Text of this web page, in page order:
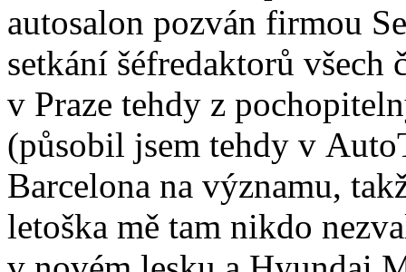
autosalon pozván firmou
setkání šéfredaktorů
v Praze tehdy z
(působil jsem tehdy v
Barcelona na významu,
letoška mě tam nikdo